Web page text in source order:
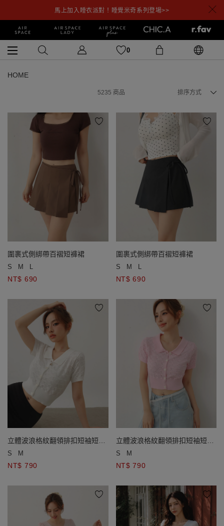
馬上加入睡衣派對！睡覺米奇系列登場>>
0
HOME
5235 商品 排序方式
圍裹式側綁帶百褶短褲裙
S M L
NT$ 690
圍裹式側綁帶百褶短褲裙
S M L
NT$ 690
立體波浪格紋翻領排扣短袖短版
開襟針織衫
S M
NT$ 790
立體波浪格紋翻領排扣短袖短版
開襟針織衫
S M
NT$ 790